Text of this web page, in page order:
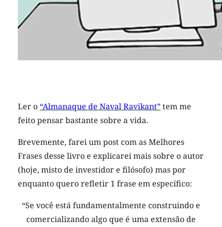
Ler o “Almanaque de Naval Ravikant”tem me
feito pensar bastante sobre a vida.
Brevemente, farei um post com as Melhores
Frases desse livro e explicarei mais sobre o autor
(hoje, misto de investidor e filósofo) mas por
enquanto quero refletir 1 frase em específico:
“Se você está fundamentalmente construindo e
comercializando algo que é uma extensão de